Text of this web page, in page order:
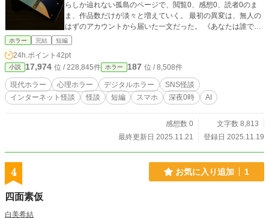
らしか辿れない孤島のページで、閲覧0、感想0、読者0のま
ま、作品数だけが淡々と増えていく。 最初の異変は、無人の
はずのアカウントから届いた一文だった。 《あなたは誰です
か》 ※本作は「小説家になろう」「アルファポリス」「カク
「AI」と入れてますが、AIを使用して文章は書いてません。
※表紙は自作です。無断転載・無断使用・AI学習等は一切禁
止しております。 ©︎ 君の知らない愛の物語 / 木風
ホラー 完結 短編
24h.ポイント 42pt
小説 17,974 位 / 228,845件 ホラー 187 位 / 8,508件
現代ホラー 心理ホラー デジタルホラー
SNS怪談
インターネット怪談
怪談 短編 スマホ 深夜0時 AI
感想数 0
文字数 8,813
最終更新日 2025.11.21
登録日 2025.11.19
4 お気に入り追加 1
四面素仮
白美希結